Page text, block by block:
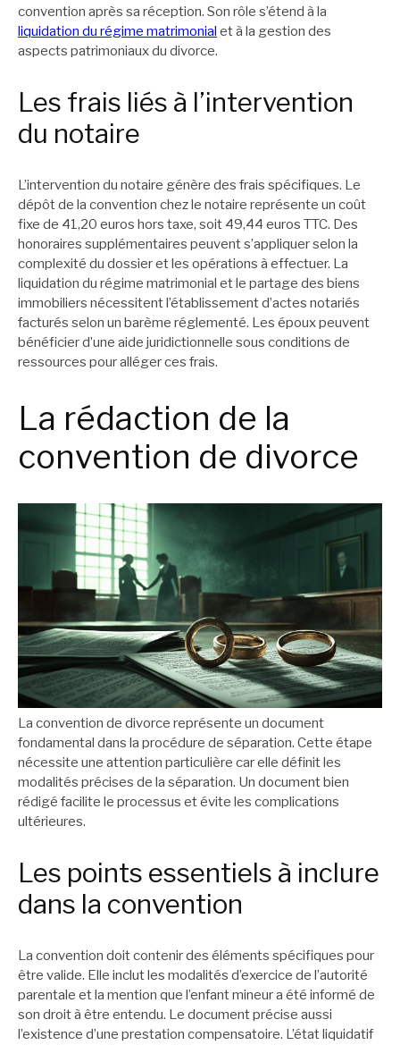
convention après sa réception. Son rôle s’étend à la
liquidation du régime matrimonial et à la gestion des
aspects patrimoniaux du divorce.
Les frais liés à l’intervention
du notaire
L’intervention du notaire génère des frais spécifiques. Le
dépôt de la convention chez le notaire représente un coût
fixe de 41,20 euros hors taxe, soit 49,44 euros TTC. Des
honoraires supplémentaires peuvent s’appliquer selon la
complexité du dossier et les opérations à effectuer. La
liquidation du régime matrimonial et le partage des biens
immobiliers nécessitent l’établissement d’actes notariés
facturés selon un barème réglementé. Les époux peuvent
bénéficier d’une aide juridictionnelle sous conditions de
ressources pour alléger ces frais.
La rédaction de la
convention de divorce
La convention de divorce représente un document
fondamental dans la procédure de séparation. Cette étape
nécessite une attention particulière car elle définit les
modalités précises de la séparation. Un document bien
rédigé facilite le processus et évite les complications
ultérieures.
Les points essentiels à inclure
dans la convention
La convention doit contenir des éléments spécifiques pour
être valide. Elle inclut les modalités d’exercice de l’autorité
parentale et la mention que l’enfant mineur a été informé de
son droit à être entendu. Le document précise aussi
l’existence d’une prestation compensatoire. L’état liquidatif